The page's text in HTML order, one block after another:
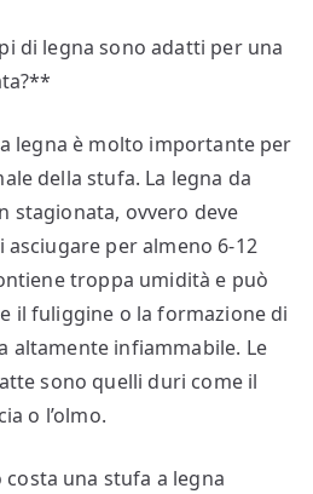
di legna sono adatti per una
legna è molto importante per
della stufa. La legna da
stagionata, ovvero deve
per almeno 6-12
troppa umidità e può
il fuliggine o la formazione di
altamente infiammabile. Le
sono quelli duri come il
o l’olmo.
una stufa a legna